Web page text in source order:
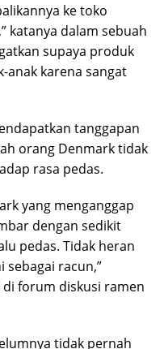
ke toko
katanya dalam sebuah
supaya produk
anak karena sangat
tanggapan
orang Denmark tidak
rasa pedas.
yang menganggap
dengan sedikit
pedas. Tidak heran
sebagai racun,”
forum diskusi ramen
tidak pernah